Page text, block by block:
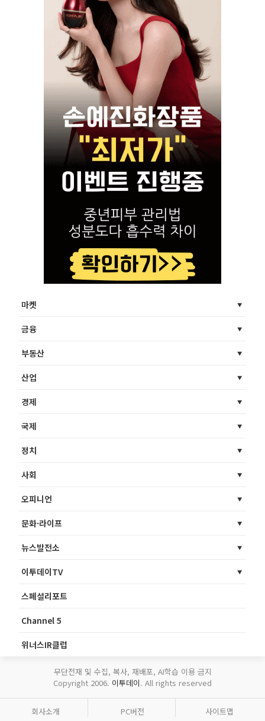
마켓
금융
부동산
산업
경제
국제
정치
사회
오피니언
문화·라이프
뉴스발전소
이투데이TV
스페셜리포트
Channel 5
위너스IR클럽
무단전재 및 수집, 복사, 재배포, AI학습 이용 금지
Copyright 2006. 이투데이. All rights reserved
회사소개 PC버전 사이트맵